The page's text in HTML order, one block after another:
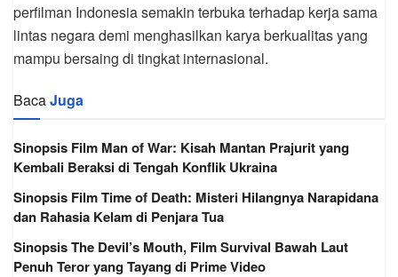
perfilman Indonesia semakin terbuka terhadap kerja sama
lintas negara demi menghasilkan karya berkualitas yang
mampu bersaing di tingkat internasional.
BacaJuga
Sinopsis Film Man of War: Kisah Mantan Prajurit yang
Kembali Beraksi di Tengah Konflik Ukraina
Sinopsis Film Time of Death: Misteri Hilangnya Narapidana
dan Rahasia Kelam di Penjara Tua
Sinopsis The Devil’s Mouth, Film Survival Bawah Laut
Penuh Teror yang Tayang di Prime Video